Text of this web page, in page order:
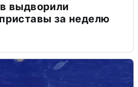
выдворили
за неделю